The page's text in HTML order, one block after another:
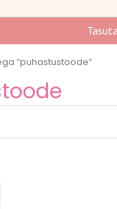
“puhastustoode”